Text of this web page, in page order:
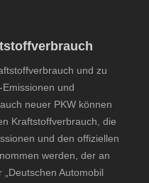
und zu
und
neuer PKW können
Kraftstoffverbrauch, die
und den offiziellen
werden, der an
Automobil